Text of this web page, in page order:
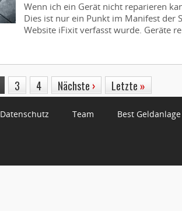
Wenn ich ein Gerät nicht reparieren
Dies ist nur ein Punkt im Manifest der
Website iFixit verfasst wurde. Geräte
3 4 Nächste › Letzte »
Datenschutz Team Best Geldanlage